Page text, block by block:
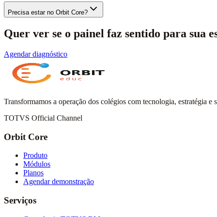
Precisa estar no Orbit Core?
Quer ver se o painel faz sentido para sua
Agendar diagnóstico
Transformamos a operação dos colégios com tecnologia, estratégia e
TOTVS Official Channel
Orbit Core
Produto
Módulos
Planos
Agendar demonstração
Serviços